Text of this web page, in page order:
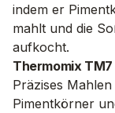
indem er
mahlt und die
aufkocht.
Thermomix
Präzises
Pimentkörner